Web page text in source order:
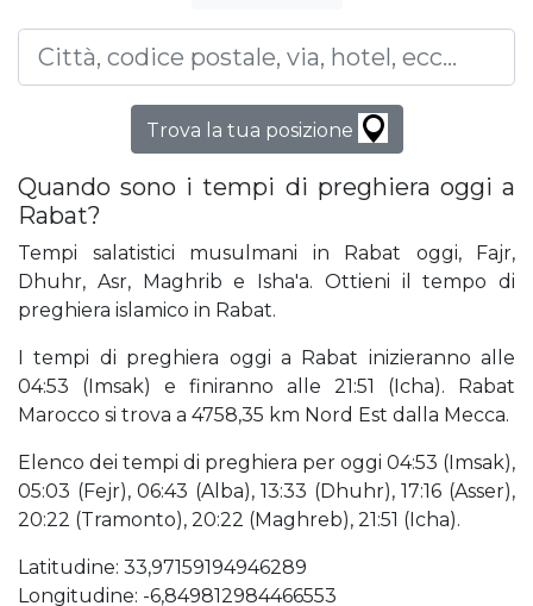
Trova la tua posizione
Quando sono i tempi di preghiera oggi a
Rabat?
Tempi salatistici musulmani in Rabat oggi, Fajr,
Dhuhr, Asr, Maghrib e Isha'a. Ottieni il tempo di
preghiera islamico in Rabat.
I tempi di preghiera oggi a Rabat inizieranno alle
04:53 (Imsak) e finiranno alle 21:51 (Icha). Rabat
Marocco si trova a 4758,35 km Nord Est dalla Mecca.
Elenco dei tempi di preghiera per oggi 04:53 (Imsak),
05:03 (Fejr), 06:43 (Alba), 13:33 (Dhuhr), 17:16 (Asser),
20:22 (Tramonto), 20:22 (Maghreb), 21:51 (Icha).
Latitudine: 33,97159194946289
Longitudine: -6,849812984466553